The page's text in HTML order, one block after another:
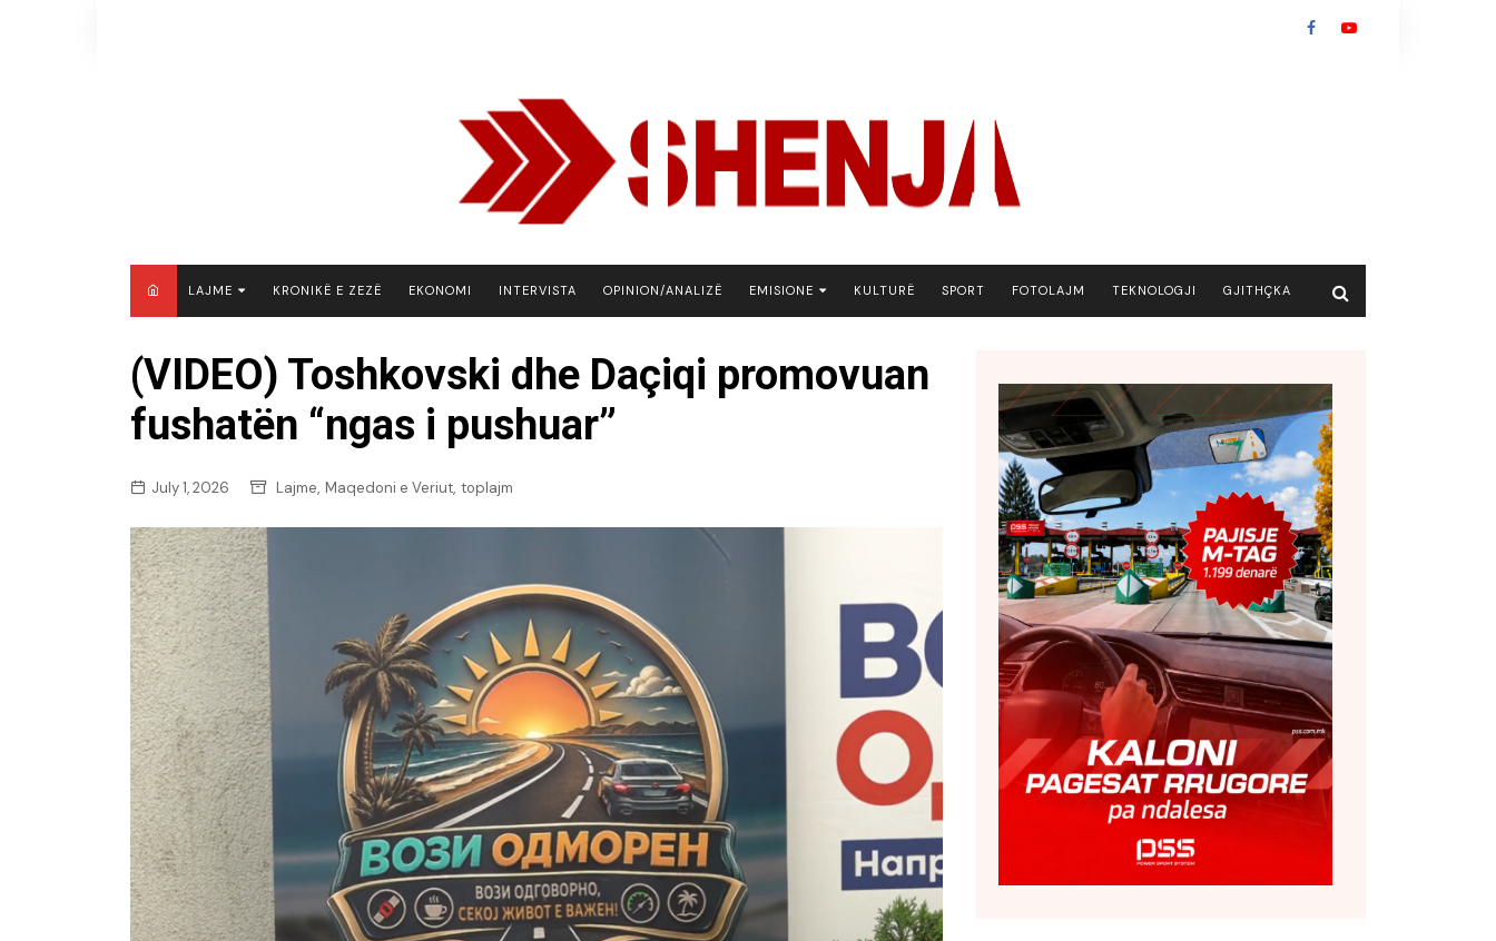
LAJME
KOSOVË
SHQIPËRI
BOTË
KRONIKË E ZEZË EKONOMI INTERVISTA OPINION/ANALIZË EMISIONE
BOTA NE FOKUS
LIGJERATE FETARE
PARADITE ME NE
KULTURË SPORT FOTOLAJM TEKNOLOGJI GJITHÇKA
(VIDEO) Toshkovski dhe Daçiqi promovuan
fushatën “ngas i pushuar”
July 1, 2026 Lajme, Maqedoni e Veriut, toplajm